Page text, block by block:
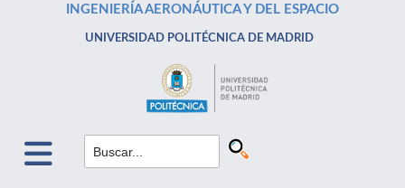
INGENIERÍA AERONÁUTICA Y DEL ESPACIO
UNIVERSIDAD POLITÉCNICA DE MADRID